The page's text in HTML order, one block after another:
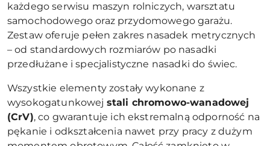
każdego serwisu maszyn rolniczych, warsztatu
samochodowego oraz przydomowego garażu.
Zestaw oferuje pełen zakres nasadek metrycznych
– od standardowych rozmiarów po nasadki
przedłużane i specjalistyczne nasadki do świec.
Wszystkie elementy zostały wykonane z
wysokogatunkowej stali chromowo-wanadowej
(CrV), co gwarantuje ich ekstremalną odporność na
pękanie i odkształcenia nawet przy pracy z dużym